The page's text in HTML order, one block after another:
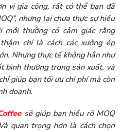
vị gia công, rất có thể bạn đã
nhưng lại chưa thực sự hiểu
thường có cảm giác rằng
chí là cách các xưởng ép
Nhưng thực tế không hẳn như
bình thường trong sản xuất, và
giúp bạn tối ưu chi phí mà còn
doanh.
sẽ giúp bạn hiểu rõ MOQ
quan trọng hơn là cách chọn